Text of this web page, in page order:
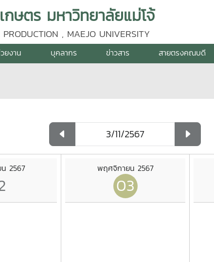
ษตร มหาวิทยาลัยแม่โจ้
, MAEJO UNIVERSITY
ยงาน บุคลากร ข่าวสาร สายตรงคณบดี
2567 พฤศจิกายน 2567
03